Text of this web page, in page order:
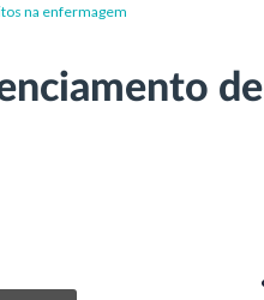
na enfermagem
de